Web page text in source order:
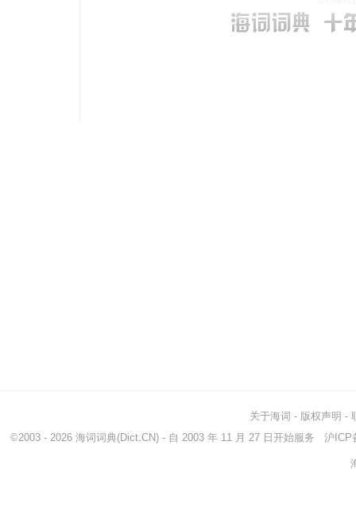
关于海词 - 版权声明 -
©2003 - 2026 海词词典(Dict.CN) - 自 2003 年 11 月 27 日开始服务 沪ICP